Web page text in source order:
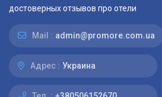
достоверных отзывов про отели
Mail : admin@promore.com.ua
Адрес : Украина